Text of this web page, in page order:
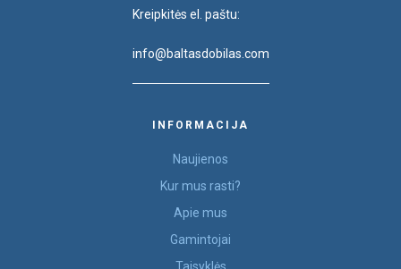
Kreipkitės el. paštu:
info@baltasdobilas.com
INFORMACIJA
Naujienos
Kur mus rasti?
Apie mus
Gamintojai